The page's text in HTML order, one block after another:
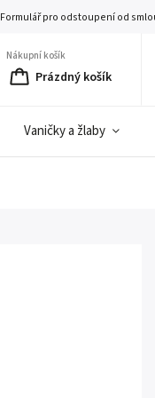
Formulář pro odstoupení od
Nákupní košík
Prázdný košík
Vaničky a žlaby